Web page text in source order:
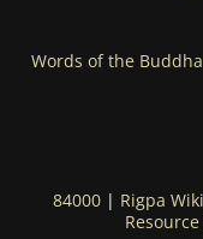
Words of the Buddha
84000| Rigpa Wiki